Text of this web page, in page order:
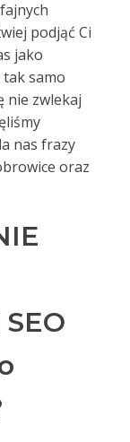
podjąć Ci
jako
tak samo
nie zwlekaj
nas frazy
oraz